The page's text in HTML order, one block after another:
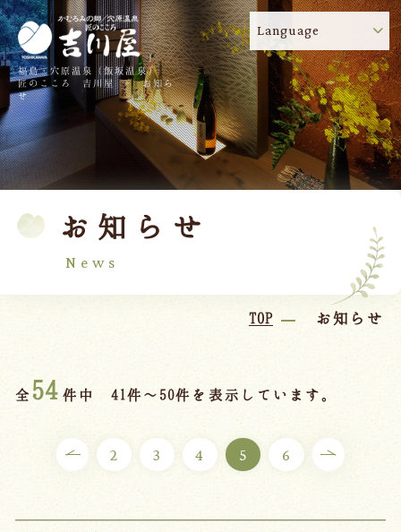
福島・穴原温泉（飯坂温泉）
匠のこころ 吉川屋 - お知ら
せ
Language
お知らせ
News
TOP お知らせ
全54 件中 41件～50件を表示しています。
2 3 4 5 6
! 吉川屋のコロナウイルス感染症対策について
TOP 吉川屋について
温泉 客室
料理
館内
ご宿泊プラン
お部屋からプランを選ぶ